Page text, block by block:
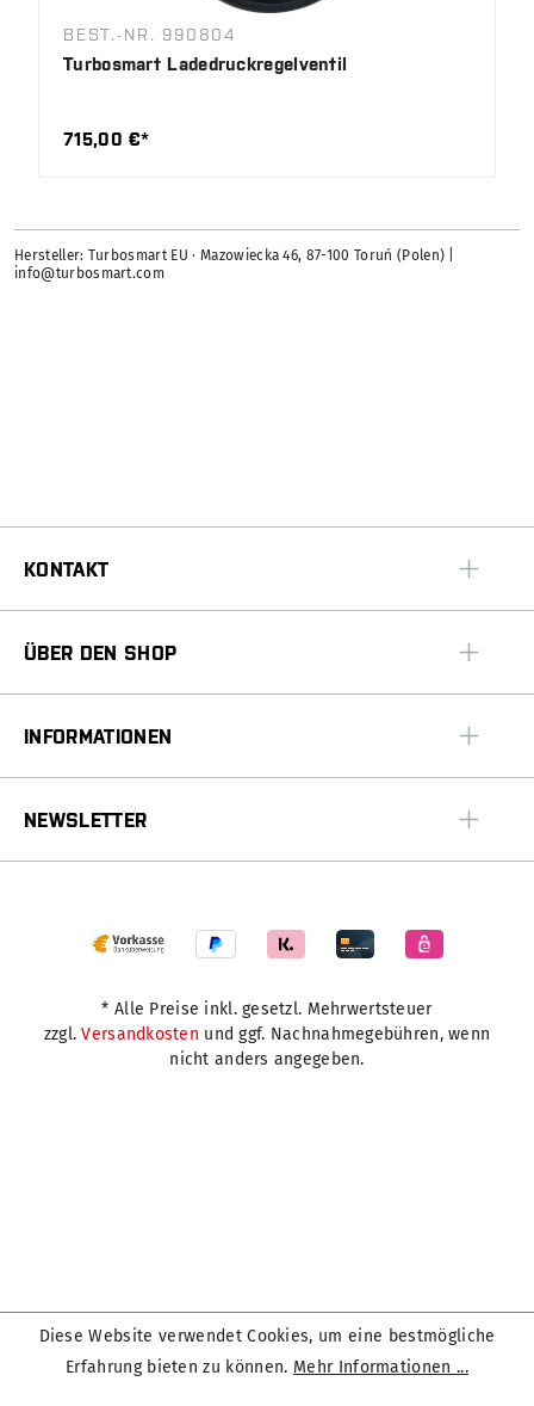
BEST.-NR. 990804
Turbosmart Ladedruckregelventil
715,00 €*
Hersteller: Turbosmart EU · Mazowiecka 46, 87-100 Toruń (Polen) |
info@turbosmart.com
KONTAKT
ÜBER DEN SHOP
INFORMATIONEN
NEWSLETTER
* Alle Preise inkl. gesetzl. Mehrwertsteuer
zzgl.Versandkosten und ggf. Nachnahmegebühren, wenn
nicht anders angegeben.
Diese Website verwendet Cookies, um eine bestmögliche
Erfahrung bieten zu können. Mehr Informationen ...